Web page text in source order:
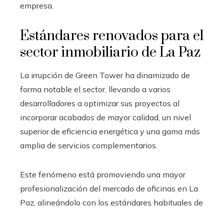
empresa.
Estándares renovados para el
sector inmobiliario de La Paz
La irrupción de Green Tower ha dinamizado de
forma notable el sector, llevando a varios
desarrolladores a optimizar sus proyectos al
incorporar acabados de mayor calidad, un nivel
superior de eficiencia energética y una gama más
amplia de servicios complementarios.
Este fenómeno está promoviendo una mayor
profesionalización del mercado de oficinas en La
Paz, alineándolo con los estándares habituales de